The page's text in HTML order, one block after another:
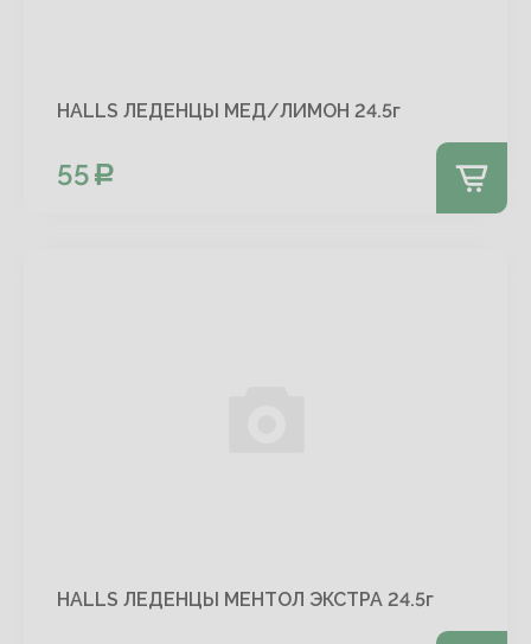
HALLS ЛЕДЕНЦЫ МЕД/ЛИМОН 24.5г
55
HALLS ЛЕДЕНЦЫ МЕНТОЛ ЭКСТРА 24.5г